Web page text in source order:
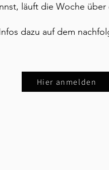
läuft die Woche über
dazu auf dem
Hier anmelden